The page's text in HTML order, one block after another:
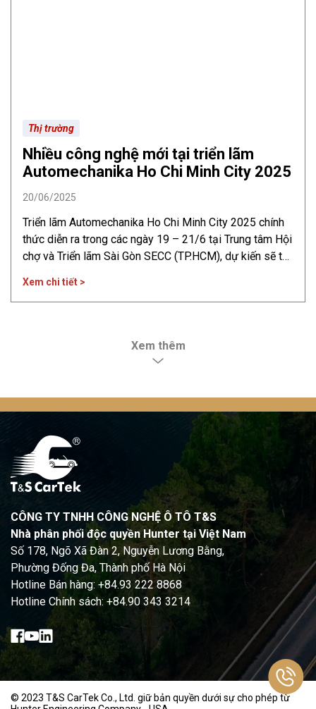
Thị trường
Nhiều công nghệ mới tại triển lãm
Automechanika Ho Chi Minh City 2025
20/06/2025
Triển lãm Automechanika Ho Chi Minh City 2025 chính
thức diễn ra trong các ngày 19 – 21/6 tại Trung tâm Hội
chợ và Triển lãm Sài Gòn SECC (TP.HCM), dự kiến sẽ thu
Automechanika Ho Chi Minh City 2025 có sự tham gia
của 401 đơn
Xem chi tiết >
Xem thêm
CÔNG TY TNHH CÔNG NGHỆ Ô TÔ T&S
Nhà phân phối độc quyền Hunter tại Việt Nam
Số 178, Ngõ Xã Đàn 2, Nguyễn Lương Bằng,
Phường Đống Đa, Thành phố Hà Nội
Hotline Bán hàng: +84.93 222 8868
Hotline Chính sách: +84.90 343 3214
© 2023 T&S CarTek Co., Ltd. giữ bản quyền dưới sự cho phép từ